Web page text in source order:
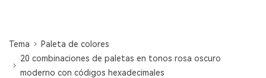
Tema
Paleta de colores
20 combinaciones de paletas en tonos rosa oscuro
moderno con códigos hexadecimales